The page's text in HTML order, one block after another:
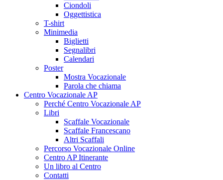
Ciondoli
Oggettistica
T-shirt
Minimedia
Biglietti
Segnalibri
Calendari
Poster
Mostra Vocazionale
Parola che chiama
Centro Vocazionale AP
Perché Centro Vocazionale AP
Libri
Scaffale Vocazionale
Scaffale Francescano
Altri Scaffali
Percorso Vocazionale Online
Centro AP Itinerante
Un libro al Centro
Contatti